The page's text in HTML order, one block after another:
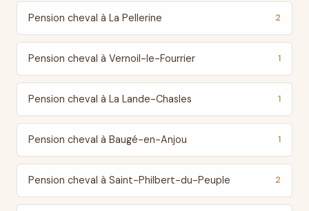
Pension cheval à La Pellerine 2
Pension cheval à Vernoil-le-Fourrier 1
Pension cheval à La Lande-Chasles 1
Pension cheval à Baugé-en-Anjou 1
Pension cheval à Saint-Philbert-du-Peuple 2